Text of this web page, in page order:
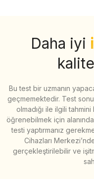
Daha iyi
Bu test bir uzmanın
geçmemektedir. Test
olmadığı ile ilgili
öğrenebilmek için
testi yaptırmanız
Cihazları
gerçekleştirilebilir ve